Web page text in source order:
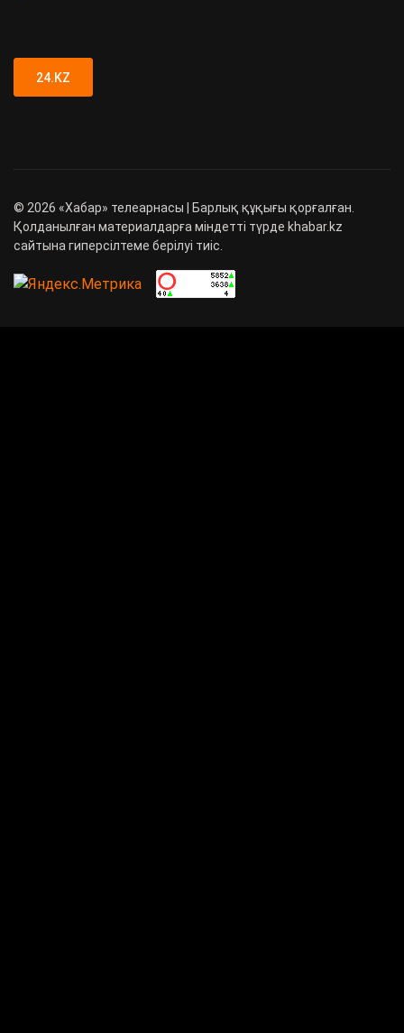
24.KZ
© 2026 «Хабар» телеарнасы | Барлық құқығы қорғалған.
Қолданылған материалдарға міндетті түрде khabar.kz
сайтына гиперсілтеме берілуі тиіс.